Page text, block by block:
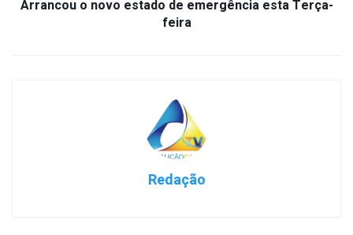
Arrancou o novo estado de emergência esta Terça-
feira
Redação